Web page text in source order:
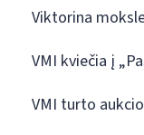
Viktorina
VMI kviečia į
VMI turto